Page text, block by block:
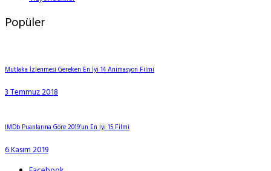
Popüler
Mutlaka İzlenmesi Gereken En İyi 14 Animasyon Filmi
3 Temmuz 2018
IMDb Puanlarına Göre 2019’un En İyi 15 Filmi
6 Kasım 2019